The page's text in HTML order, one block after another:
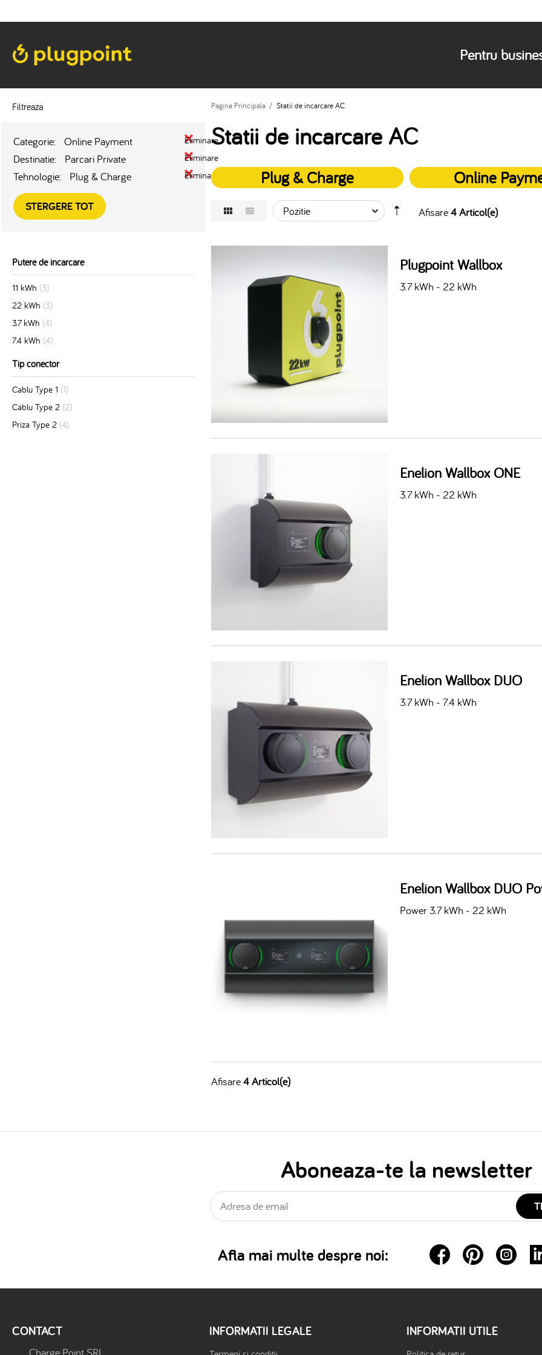
Pentru
Filtreaza
Categorie: Online Payment Eliminare
Destinatie: Parcari Private Eliminare
Tehnologie: Plug & Charge Eliminare
STERGERE TOT
Putere de incarcare
11 kWh (3)
22 kWh (3)
3.7 kWh (4)
7.4 kWh (4)
Tip conector
Cablu Type 1 (1)
Cablu Type 2 (2)
Priza Type 2 (4)
Pagina Principala / Statii de incarcare AC
Statii de incarcare AC
Plug & Charge Online
Afisare4 Articol(e)
Plugpoint Wallbox
3.7 kWh - 22 kWh
Enelion Wallbox ONE
3.7 kWh - 22 kWh
Enelion Wallbox DUO
3.7 kWh - 7.4 kWh
Enelion Wallbox DUO
Power 3.7 kWh - 22 kWh
Afisare4 Articol(e)
Aboneaza-te la newsletter
Afla mai multe despre noi:
CONTACT
Charge Point SRL
INFORMATII LEGALE INFORMATII UTILE